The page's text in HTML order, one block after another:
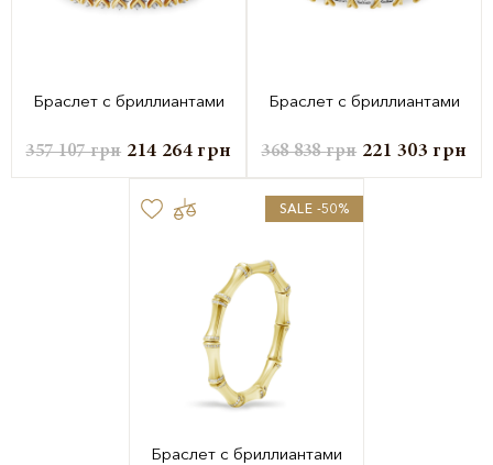
Браслет с бриллиантами
357 107грн 214 264грн
Браслет с бриллиантами
368 838грн 221 303грн
SALE -50%
Браслет с бриллиантами